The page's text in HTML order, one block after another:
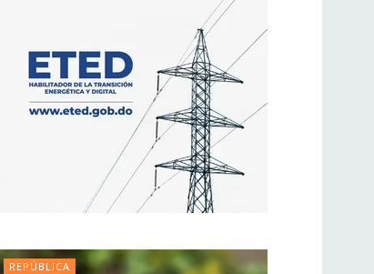
REPÚBLICA